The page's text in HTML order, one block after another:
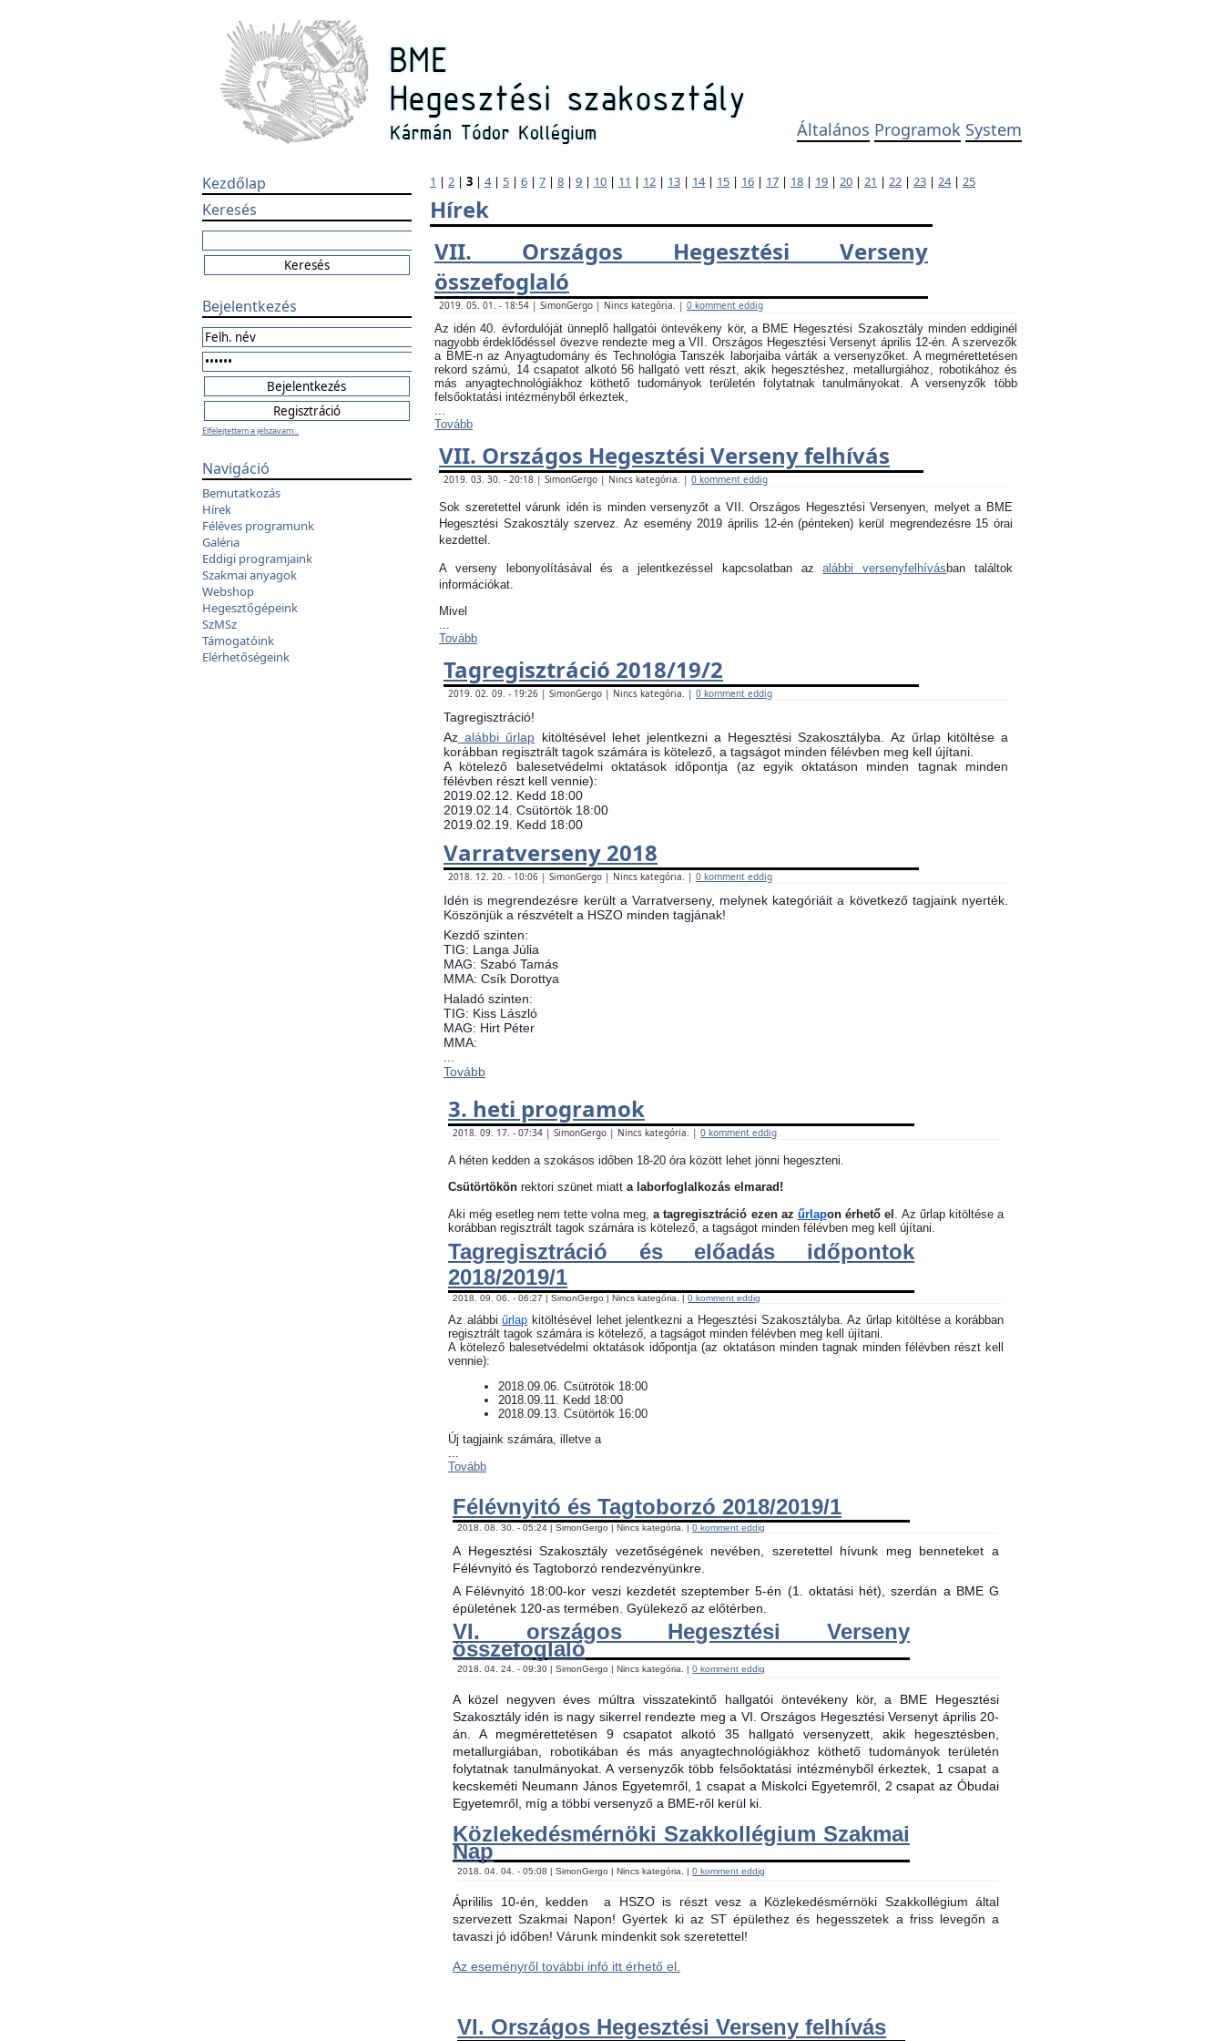
Általános Programok System
Kezdőlap
Keresés
Bejelentkezés
Elfelejtettem a jelszavam...
Navigáció
Bemutatkozás
Hírek
Féléves programunk
Galéria
Eddigi programjaink
Szakmai anyagok
Webshop
Hegesztőgépeink
SzMSz
Támogatóink
Elérhetőségeink
1 | 2 | 3 | 4| 5 | 6 | 7 | 8 | 9 | 10 | 11 | 12 | 13 | 14| 15 | 16 | 17 | 18 | 19 | 20 | 21 | 22 | 23 | 24| 25
Hírek
VII. Országos Hegesztési Verseny
összefoglaló
2019. 05. 01. - 18:54 | SimonGergo | Nincs kategória. | 0 komment eddig
Az idén 40. évfordulóját ünneplő hallgatói öntevékeny kör, a BME Hegesztési Szakosztály minden eddiginél
nagyobb érdeklődéssel övezve rendezte meg a VII. Országos Hegesztési Versenyt április 12-én. A szervezők
a BME-n az Anyagtudomány és Technológia Tanszék laborjaiba várták a versenyzőket. A megmérettetésen
rekord számú, 14 csapatot alkotó 56 hallgató vett részt, akik hegesztéshez, metallurgiához, robotikához és
más anyagtechnológiákhoz köthető tudományok területén folytatnak tanulmányokat. A versenyzők több
felsőoktatási intézményből érkeztek,
...
Tovább
VII. Országos Hegesztési Verseny felhívás
2019. 03. 30. - 20:18 | SimonGergo | Nincs kategória. | 0 komment eddig
Sok szeretettel várunk idén is minden versenyzőt a VII. Országos Hegesztési Versenyen, melyet a BME
Hegesztési Szakosztály szervez. Az esemény 2019 április 12-én (pénteken) kerül megrendezésre 15 órai
kezdettel.
A verseny lebonyolításával és a jelentkezéssel kapcsolatban azalábbi versenyfelhívás ban találtok
információkat.
Mivel
...
Tovább
Tagregisztráció 2018/19/2
2019. 02. 09. - 19:26 | SimonGergo | Nincs kategória. | 0 komment eddig
Tagregisztráció!
Az alábbi űrlap kitöltésével lehet jelentkezni a Hegesztési Szakosztályba. Az űrlap kitöltése a
korábban regisztrált tagok számára is kötelező, a tagságot minden félévben meg kell újítani.
​A kötelező balesetvédelmi oktatások időpontja (az egyik oktatáson minden tagnak minden
félévben részt kell vennie):
​2019.02.12. Kedd 18:00
2019.02.14. Csütörtök 18:00
2019.02.19. Kedd 18:00
Varratverseny 2018
2018. 12. 20. - 10:06 | SimonGergo | Nincs kategória. | 0 komment eddig
Idén is megrendezésre került a Varratverseny, melynek kategóriáit a következő tagjaink nyerték.
Köszönjük a részvételt a HSZO minden tagjának!
Kezdő szinten:
TIG: Langa Júlia
MAG: Szabó Tamás
MMA: Csík Dorottya
Haladó szinten:
TIG: Kiss László
MAG: Hirt Péter
MMA:
Tovább
3. heti programok
2018. 09. 17. - 07:34 | SimonGergo | Nincs kategória. | 0 komment eddig
A héten kedden a szokásos időben 18-20 óra között lehet jönni hegeszteni.
Csütörtökön rektori szünet miatt a laborfoglalkozás elmarad!
Aki még esetleg nem tette volna meg, a tagregisztráció ezen az űrlapon érhető el . Az űrlap kitöltése a
korábban regisztrált tagok számára is kötelező, a tagságot minden félévben meg kell újítani.
Tagregisztráció és előadás időpontok
2018/2019/1
2018. 09. 06. - 06:27 | SimonGergo | Nincs kategória. | 0 komment eddig
Az alábbiűrlap kitöltésével lehet jelentkezni a Hegesztési Szakosztályba. Az űrlap kitöltése a korábban
regisztrált tagok számára is kötelező, a tagságot minden félévben meg kell újítani.
​A kötelező balesetvédelmi oktatások időpontja (az oktatáson minden tagnak minden félévben részt kell
vennie):
​2018.09.06. Csütrötök 18:00
2018.09.11. Kedd 18:00
2018.09.13. Csütörtök 16:00
Új tagjaink számára, illetve a
...
Tovább
Félévnyitó és Tagtoborzó 2018/2019/1
2018. 08. 30. - 05:24 | SimonGergo | Nincs kategória. | 0 komment eddig
A Hegesztési Szakosztály vezetőségének nevében, szeretettel hívunk meg benneteket a
Félévnyitó és Tagtoborzó rendezvényünkre.
A Félévnyitó 18:00-kor veszi kezdetét szeptember 5-én (1. oktatási hét), szerdán a BME G
épületének 120-as termében. Gyülekező az előtérben.
VI. országos Hegesztési Verseny
összefoglaló
2018. 04. 24. - 09:30 | SimonGergo | Nincs kategória. | 0 komment eddig
A közel negyven éves múltra visszatekintő hallgatói öntevékeny kör, a BME Hegesztési
Szakosztály idén is nagy sikerrel rendezte meg a VI. Országos Hegesztési Versenyt április 20-
án. A megmérettetésen 9 csapatot alkotó 35 hallgató versenyzett, akik hegesztésben,
metallurgiában, robotikában és más anyagtechnológiákhoz köthető tudományok területén
folytatnak tanulmányokat. A versenyzők több felsőoktatási intézményből érkeztek, 1 csapat a
kecskeméti Neumann János Egyetemről, 1 csapat a Miskolci Egyetemről, 2 csapat az Óbudai
Egyetemről, míg a többi versenyző a BME-ről kerül ki.
Közlekedésmérnöki Szakkollégium Szakmai
Nap
2018. 04. 04. - 05:08 | SimonGergo | Nincs kategória. | 0 komment eddig
Áprililis 10-én, kedden
a HSZO is részt vesz a Közlekedésmérnöki Szakkollégium által
szervezett Szakmai Napon! Gyertek ki az ST épülethez és hegesszetek a friss levegőn a
tavaszi jó időben! Várunk mindenkit sok szeretettel!
Az eseményről további infó itt érhető el.
VI. Országos Hegesztési Verseny felhívás